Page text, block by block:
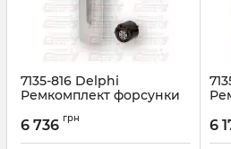
7135-816 Delphi
Ремкомплект форсунки
VAG 1.6 TDI
Артикул: 7135-816
6 736 грн 6